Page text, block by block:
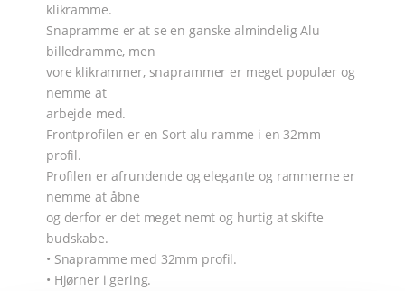
klikramme.
Snapramme er at se en ganske almindelig Alu
billedramme, men
vore klikrammer, snaprammer er meget populær og
nemme at
arbejde med.
Frontprofilen er en Sort alu ramme i en 32mm
profil.
Profilen er afrundende og elegante og rammerne er
nemme at åbne
og derfor er det meget nemt og hurtig at skifte
budskabe.
• Snapramme med 32mm profil.
• Hjørner i gering.